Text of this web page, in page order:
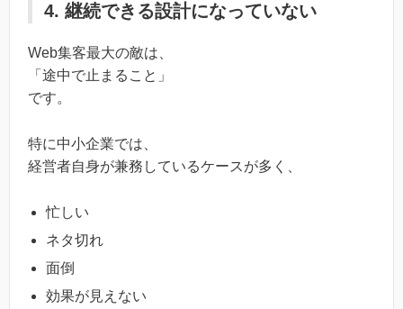
4. 継続できる設計になっていない
Web集客最大の敵は、
「途中で止まること」
です。
特に中小企業では、
経営者自身が兼務しているケースが多く、
忙しい
ネタ切れ
面倒
効果が見えない